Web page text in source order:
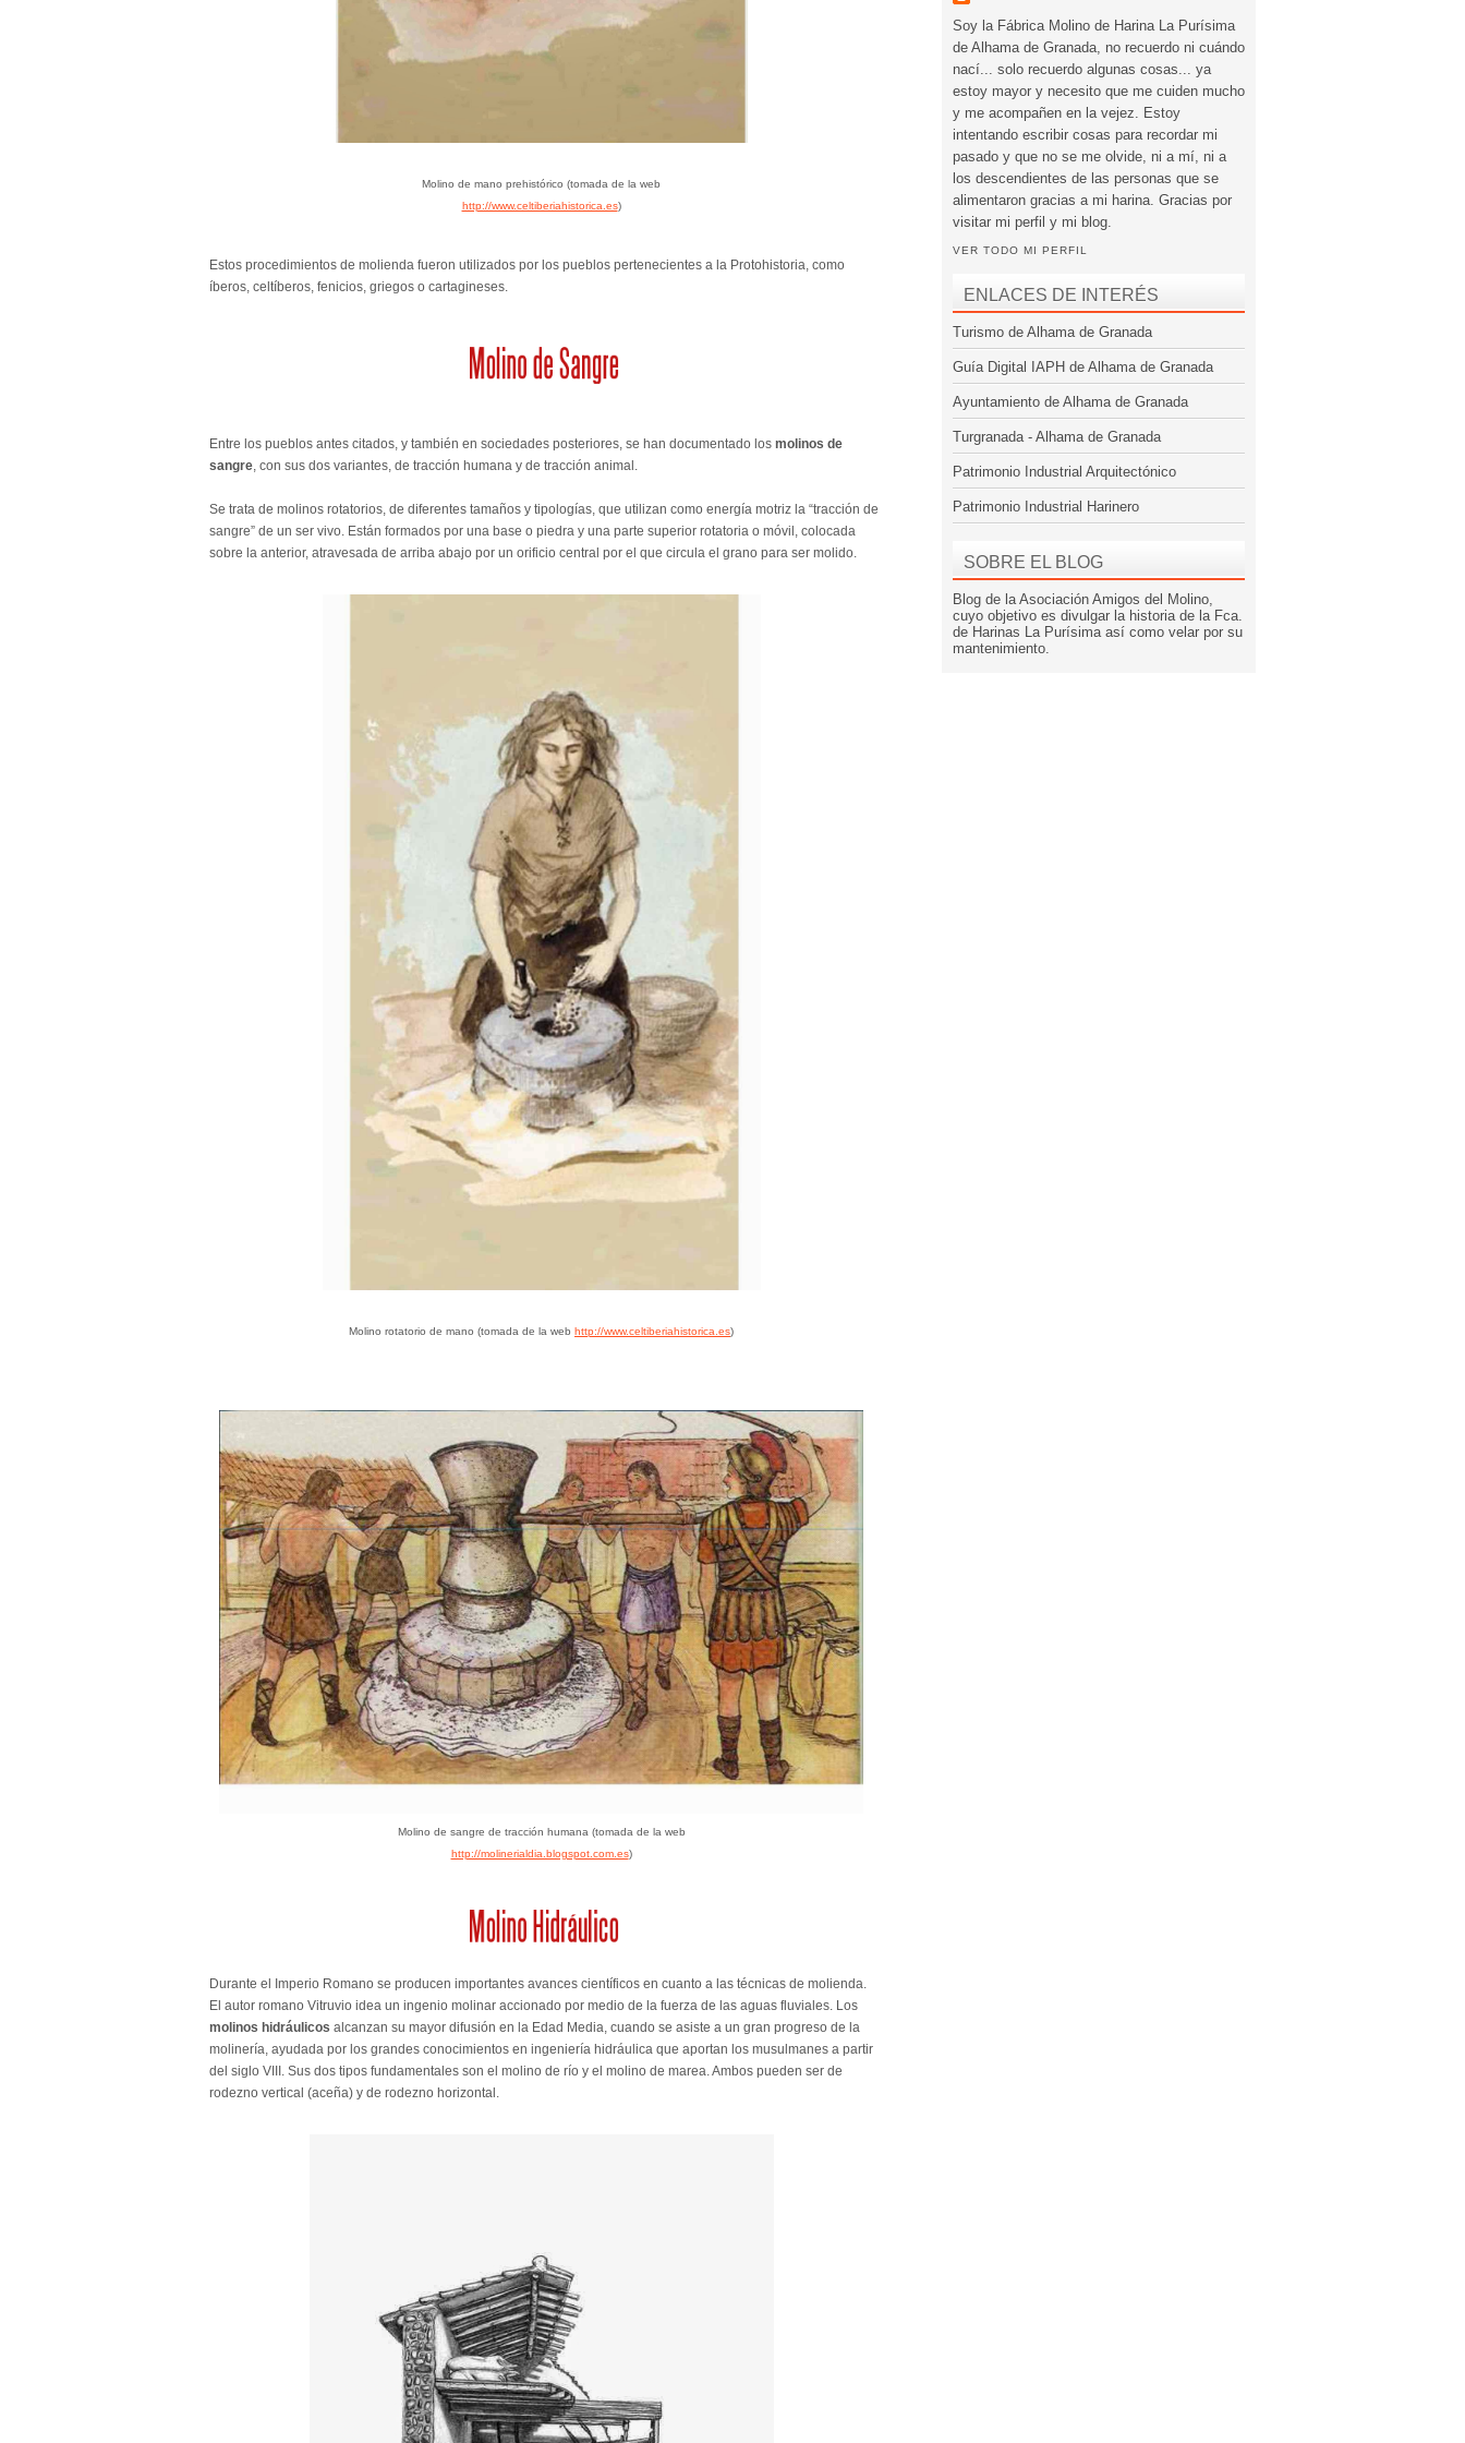
Molino de mano prehistórico (tomada de la web
http://www.celtiberiahistorica.es)
Estos procedimientos de molienda fueron utilizados por los pueblos pertenecientes a la Protohistoria, como
íberos, celtíberos, fenicios, griegos o cartagineses.
Entre los pueblos antes citados, y también en sociedades posteriores, se han documentado los molinos de
sangre, con sus dos variantes, de tracción humana y de tracción animal.
Se trata de molinos rotatorios, de diferentes tamaños y tipologías, que utilizan como energía motriz la “tracción de
sangre” de un ser vivo. Están formados por una base o piedra y una parte superior rotatoria o móvil, colocada
sobre la anterior, atravesada de arriba abajo por un orificio central por el que circula el grano para ser molido.
Molino rotatorio de mano (tomada de la web http://www.celtiberiahistorica.es)
Molino de sangre de tracción humana (tomada de la web
http://molinerialdia.blogspot.com.es)
Durante el Imperio Romano se producen importantes avances científicos en cuanto a las técnicas de molienda.
El autor romano Vitruvio idea un ingenio molinar accionado por medio de la fuerza de las aguas fluviales. Los
molinos hidráulicos alcanzan su mayor difusión en la Edad Media, cuando se asiste a un gran progreso de la
molinería, ayudada por los grandes conocimientos en ingeniería hidráulica que aportan los musulmanes a partir
del siglo VIII. Sus dos tipos fundamentales son el molino de río y el molino de marea. Ambos pueden ser de
rodezno vertical (aceña) y de rodezno horizontal.
Soy la Fábrica Molino de Harina La Purísima
de Alhama de Granada, no recuerdo ni cuándo
nací... solo recuerdo algunas cosas... ya
estoy mayor y necesito que me cuiden mucho
y me acompañen en la vejez. Estoy
intentando escribir cosas para recordar mi
pasado y que no se me olvide, ni a mí, ni a
los descendientes de las personas que se
alimentaron gracias a mi harina. Gracias por
visitar mi perfil y mi blog.
VER TODO MI PERFIL
ENLACES DE INTERÉS
Turismo de Alhama de Granada
Guía Digital IAPH de Alhama de Granada
Ayuntamiento de Alhama de Granada
Turgranada - Alhama de Granada
Patrimonio Industrial Arquitectónico
Patrimonio Industrial Harinero
SOBRE EL BLOG
Blog de la Asociación Amigos del Molino,
cuyo objetivo es divulgar la historia de la Fca.
de Harinas La Purísima así como velar por su
mantenimiento.